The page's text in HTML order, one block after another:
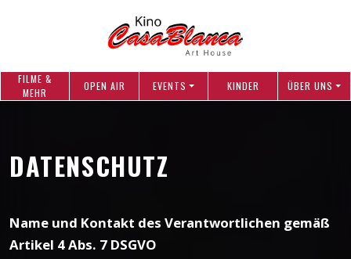
FILME &
MEHR
OPEN AIR EVENTS KINDER ÜBER UNS
DATENSCHUTZ
Name und Kontakt des Verantwortlichen gemäß
Artikel 4 Abs. 7 DSGVO